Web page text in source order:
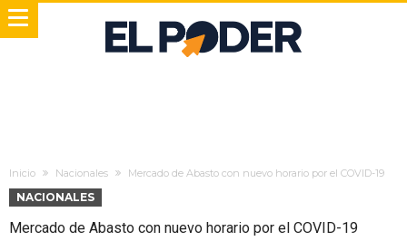
Inicio Nacionales Mercado de Abasto con nuevo horario por el COVID-19
NACIONALES
Mercado de Abasto con nuevo horario por el COVID-19